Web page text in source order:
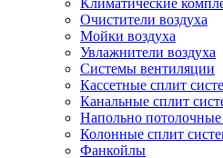
Климатические
Очистители воздуха
Мойки воздуха
Увлажнители воздуха
Системы вентиляции
Кассетные сплит
Канальные сплит
Напольно
Колонные сплит
Фанкойлы